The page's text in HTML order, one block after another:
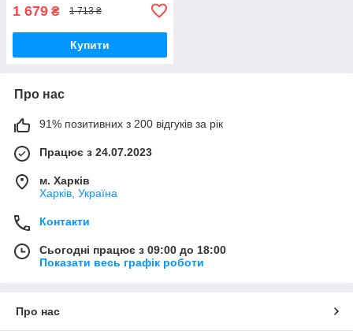
1 679 ₴ 1 713 ₴
Купити
Про нас
91% позитивних з 200 відгуків за рік
Працює з 24.07.2023
м. Харків
Харків, Україна
Контакти
Сьогодні працює з 09:00 до 18:00
Показати весь графік роботи
Про нас